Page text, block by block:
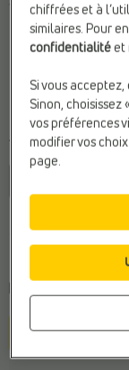
Vert
Taille
Conseil de la
Commandez
chiffrées et à
similaires. Pour
confidentialité et
Si vous
Sinon, choisissez
vos préférences
modifier vos
page.